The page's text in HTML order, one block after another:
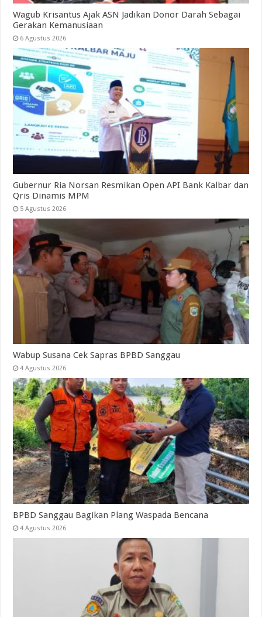
Wagub Krisantus Ajak ASN Jadikan Donor Darah Sebagai
Gerakan Kemanusiaan
6 Agustus 2026
Gubernur Ria Norsan Resmikan Open API Bank Kalbar dan
Qris Dinamis MPM
5 Agustus 2026
Wabup Susana Cek Sapras BPBD Sanggau
4 Agustus 2026
BPBD Sanggau Bagikan Plang Waspada Bencana
4 Agustus 2026